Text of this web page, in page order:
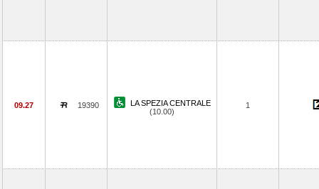
09.27 19390
LA SPEZIA CENTRALE
(10.00)
1